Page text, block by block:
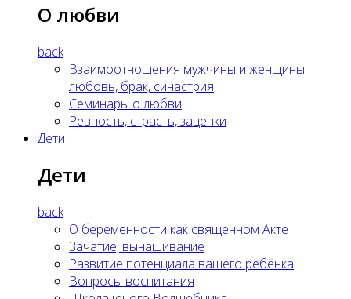
О любви
back
Взаимоотношения мужчины и женщины:
любовь, брак, синастрия
Семинары о любви
Ревность, страсть, зацепки
Дети
Дети
back
О беременности как священном Акте
Зачатие, вынашивание
Развитие потенциала вашего ребёнка
Вопросы воспитания